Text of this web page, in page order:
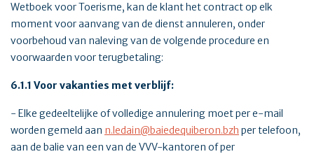
Wetboek voor Toerisme, kan de klant het contract op elk
moment voor aanvang van de dienst annuleren, onder
voorbehoud van naleving van de volgende procedure en
voorwaarden voor terugbetaling:
6.1.1 Voor vakanties met verblijf:
- Elke gedeeltelijke of volledige annulering moet per e-mail
worden gemeld aan n.ledain@baiedequiberon.bzh per telefoon,
aan de balie van een van de VVV-kantoren of per